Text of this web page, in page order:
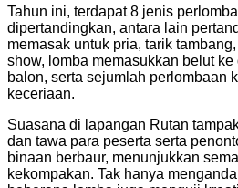
Tahun ini, terdapat 8 jenis
dipertandingkan, antara lain
memasak untuk pria, tarik
show, lomba memasukkan belut
balon, serta sejumlah perlombaan
keceriaan.
Suasana di lapangan Rutan
dan tawa para peserta serta
binaan berbaur, menunjukkan
kekompakan. Tak hanya